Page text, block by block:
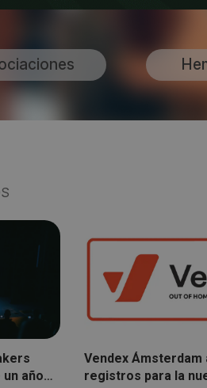
año
Vendex Ámsterdam
registros para la